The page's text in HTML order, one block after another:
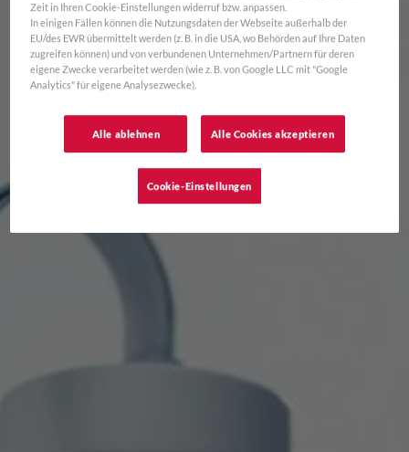
Zeit in Ihren Cookie-Einstellungen widerruf bzw. anpassen.
In einigen Fällen können die Nutzungsdaten der Webseite außerhalb der
EU/des EWR übermittelt werden (z. B. in die USA, wo Behörden auf Ihre Daten
zugreifen können) und von verbundenen Unternehmen/Partnern für deren
eigene Zwecke verarbeitet werden (wie z. B. von Google LLC mit "Google
Analytics" für eigene Analysezwecke).
Alle ablehnen Alle Cookies akzeptieren
Cookie-Einstellungen